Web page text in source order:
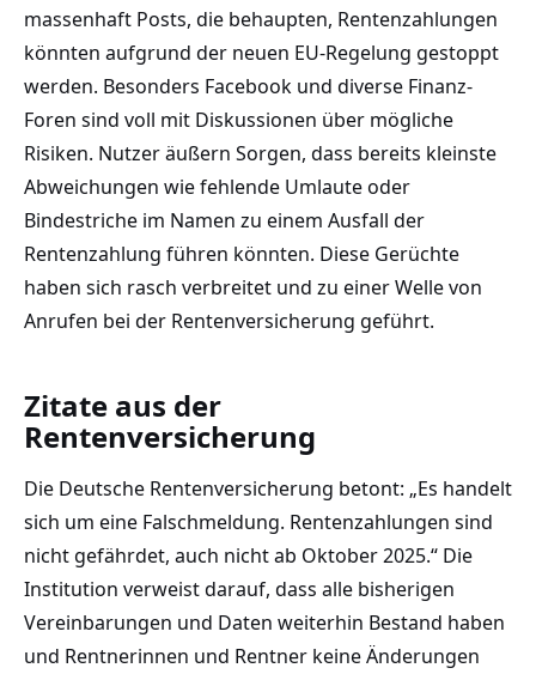
massenhaft Posts, die behaupten, Rentenzahlungen
könnten aufgrund der neuen EU-Regelung gestoppt
werden. Besonders Facebook und diverse Finanz-
Foren sind voll mit Diskussionen über mögliche
Risiken. Nutzer äußern Sorgen, dass bereits kleinste
Abweichungen wie fehlende Umlaute oder
Bindestriche im Namen zu einem Ausfall der
Rentenzahlung führen könnten. Diese Gerüchte
haben sich rasch verbreitet und zu einer Welle von
Anrufen bei der Rentenversicherung geführt.
Zitate aus der
Rentenversicherung
Die Deutsche Rentenversicherung betont: „Es handelt
sich um eine Falschmeldung. Rentenzahlungen sind
nicht gefährdet, auch nicht ab Oktober 2025.“ Die
Institution verweist darauf, dass alle bisherigen
Vereinbarungen und Daten weiterhin Bestand haben
und Rentnerinnen und Rentner keine Änderungen